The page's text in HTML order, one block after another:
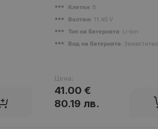
Клетки: 6
Волтаж: 11.40 V
Тип на батерията: Li-Ion
Вид на батерията: Заместител
Цена:
41.00 €
80.19 лв.